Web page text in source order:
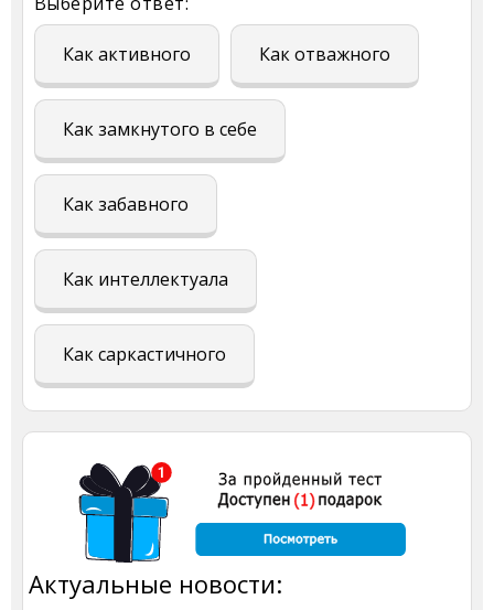
Как активного Как отважного
Как замкнутого в себе
Как забавного
Как интеллектуала
Как саркастичного
Актуальные новости: